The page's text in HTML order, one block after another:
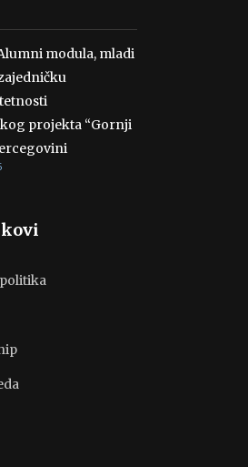
modula, mladi
projekta “Gornji